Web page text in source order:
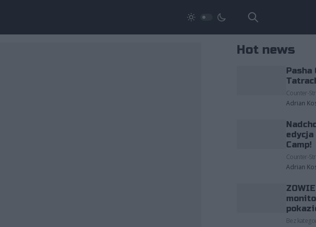
Hot news
Pasha
Counter-
Adrian
edycja
Camp!
Counter-
Adrian
Bez